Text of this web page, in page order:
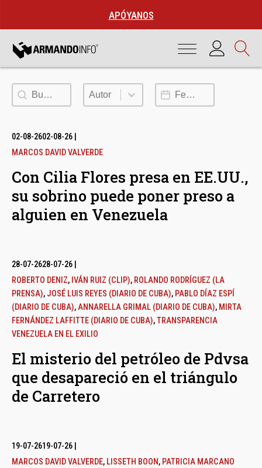
APÓYANOS
Buscar Autor
Autor Fecha de publicación
02-08-2602-08-26
MARCOS DAVID VALVERDE
Con Cilia Flores presa en EE.UU.,
su sobrino puede poner preso a
alguien en Venezuela
28-07-2628-07-26
ROBERTO DENIZ, IVÁN RUIZ (CLIP), ROLANDO RODRÍGUEZ (LA
PRENSA), JOSÉ LUIS REYES (DIARIO DE CUBA), PABLO DÍAZ ESPÍ
(DIARIO DE CUBA),ANNARELLA GRIMAL (DIARIO DE CUBA), MIRTA
FERNÁNDEZ LAFFITTE (DIARIO DE CUBA),TRANSPARENCIA
VENEZUELA EN EL EXILIO
El misterio del petróleo de Pdvsa
que desapareció en el triángulo
de Carretero
19-07-2619-07-26
MARCOS DAVID VALVERDE, LISSETH BOON, PATRICIA MARCANO